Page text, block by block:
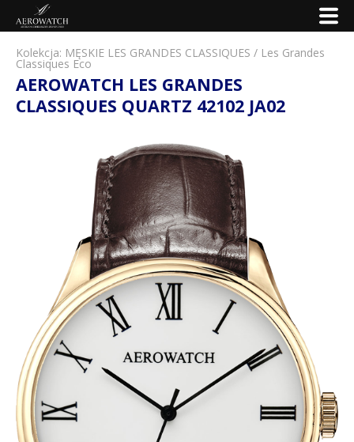
Kolekcja: MĘSKIE LES GRANDES CLASSIQUES / Les Grandes
Classiques Eco
AEROWATCH LES GRANDES
CLASSIQUES QUARTZ 42102 JA02